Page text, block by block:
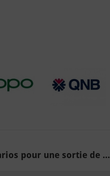
pour une sortie de ...